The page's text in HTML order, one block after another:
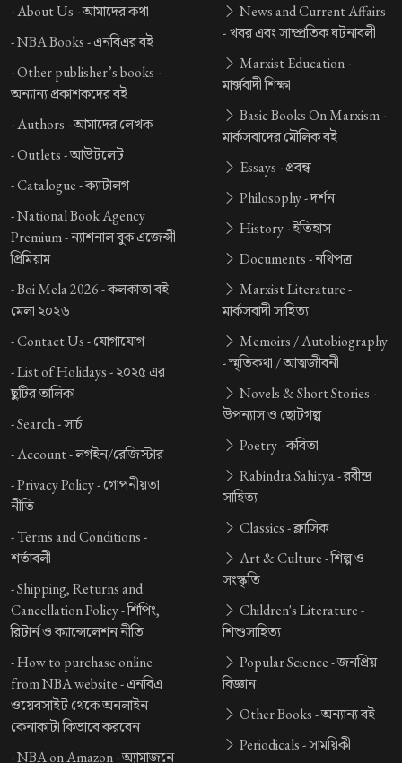
-About Us -আমাদের কথা
-NBA Books -এনবিএর বই
-Other publisher’s books -
অন্যান্য প্রকাশকদের বই
-Authors -আমাদের লেখক
-Outlets -আউটলেট
-Catalogue -ক্যাটালগ
-National Book Agency
Premium -ন্যাশনাল বুক এজেন্সী
প্রিমিয়াম
-Boi Mela 2026 -কলকাতা বই
মেলা ২০২৬
-Contact Us -যোগাযোগ
-List of Holidays -২০২৫ এর
ছুটির তালিকা
-Search -সার্চ
-Account -লগইন/রেজিস্টার
-Privacy Policy -গোপনীয়তা
নীতি
-Terms and Conditions -
শর্তাবলী
-Shipping, Returns and
Cancellation Policy -শিপিং,
রিটার্ন ও ক্যান্সেলেশন নীতি
-How to purchase online
from NBA website -এনবিএ
ওয়েবসাইট থেকে অনলাইন
কেনাকাটা কিভাবে করবেন
-NBA on Amazon -অ্যামাজনে
News and Current Affairs
-খবর এবং সাম্প্রতিক ঘটনাবলী
Marxist Education -
মার্ক্সবাদী শিক্ষা
Basic Books On Marxism -
মার্কসবাদের মৌলিক বই
Essays -প্রবন্ধ
Philosophy -দর্শন
History -ইতিহাস
Documents -নথিপত্র
Marxist Literature -
মার্কসবাদী সাহিত্য
Memoirs / Autobiography
-স্মৃতিকথা / আত্মজীবনী
Novels & Short Stories -
উপন্যাস ও ছোটগল্প
Poetry -কবিতা
Rabindra Sahitya -রবীন্দ্র
সাহিত্য
Classics -ক্লাসিক
Art & Culture -শিল্প ও
সংস্কৃতি
Children's Literature -
শিশুসাহিত্য
Popular Science -জনপ্রিয়
বিজ্ঞান
Other Books -অন্যান্য বই
Periodicals -সাময়িকী